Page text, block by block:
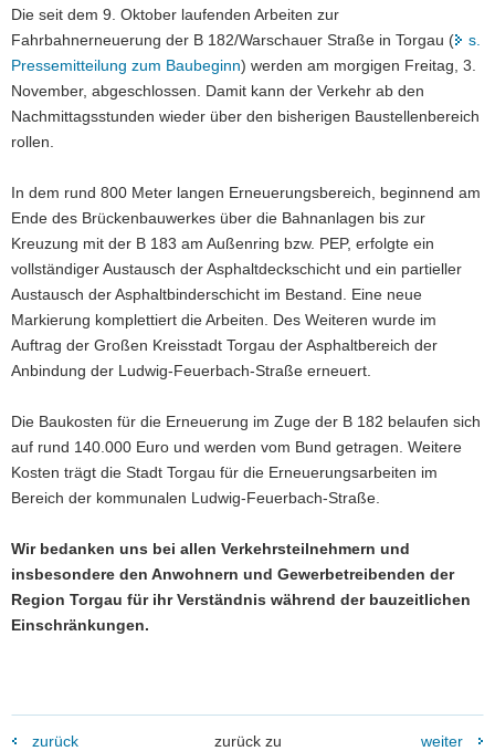
a
v
i
g
a
t
o
n
Die seit dem 9. Oktober laufenden Arbeiten zur
Fahrbahnerneuerung der B 182/Warschauer Straße in Torgau (
s.
Pressemitteilung zum Baubeginn) werden am morgigen Freitag, 3.
November, abgeschlossen. Damit kann der Verkehr ab den
Nachmittagsstunden wieder über den bisherigen Baustellenbereich
rollen.
In dem rund 800 Meter langen Erneuerungsbereich, beginnend am
Ende des Brückenbauwerkes über die Bahnanlagen bis zur
Kreuzung mit der B 183 am Außenring bzw. PEP, erfolgte ein
vollständiger Austausch der Asphaltdeckschicht und ein partieller
Austausch der Asphaltbinderschicht im Bestand. Eine neue
Markierung komplettiert die Arbeiten. Des Weiteren wurde im
Auftrag der Großen Kreisstadt Torgau der Asphaltbereich der
Anbindung der Ludwig-Feuerbach-Straße erneuert.
Die Baukosten für die Erneuerung im Zuge der B 182 belaufen sich
auf rund 140.000 Euro und werden vom Bund getragen. Weitere
Kosten trägt die Stadt Torgau für die Erneuerungsarbeiten im
Bereich der kommunalen Ludwig-Feuerbach-Straße.
Wir bedanken uns bei allen Verkehrsteilnehmern und
insbesondere den Anwohnern und Gewerbetreibenden der
Region Torgau für ihr Verständnis während der bauzeitlichen
Einschränkungen.
zurück
zurück zu
weiter